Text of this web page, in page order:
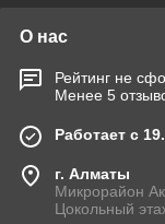
О нас
Рейтинг не
Менее 5
Работает с
г. Алматы
Микрорайон
Цокольный